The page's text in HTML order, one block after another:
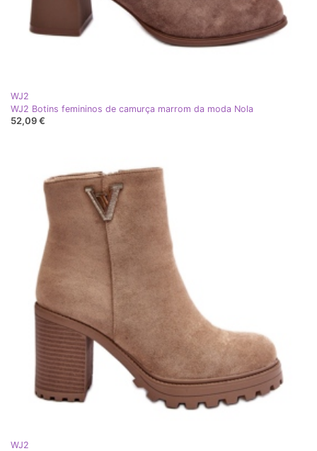
WJ2
WJ2 Botins femininos de camurça marrom da moda Nola
52,09 €
WJ2